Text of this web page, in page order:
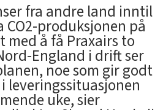
fra andre land inntil
produksjonen på
med å få Praxairs to
England i drift ser
noe som gir godt
leveringssituasjonen
uke, sier